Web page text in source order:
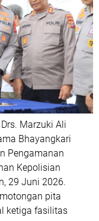
Marzuki Ali
Bhayangkari
Pengamanan
Kepolisian
29 Juni 2026.
pita
ketiga fasilitas